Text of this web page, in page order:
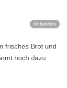
Antworten
frisches Brot und
noch dazu